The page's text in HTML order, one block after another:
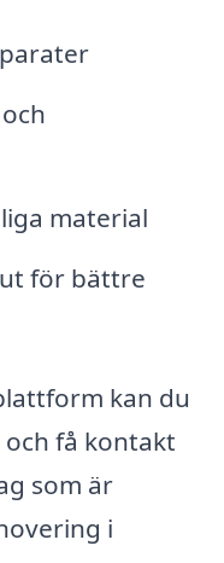
material
för bättre
kan du
få kontakt
som är
i